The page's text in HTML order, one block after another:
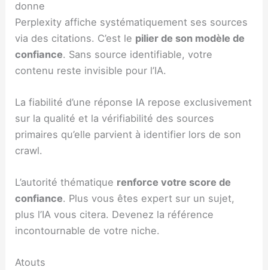
donne
Perplexity affiche systématiquement ses sources
via des citations. C’est le pilier de son modèle de
confiance. Sans source identifiable, votre
contenu reste invisible pour l’IA.
La fiabilité d’une réponse IA repose exclusivement
sur la qualité et la vérifiabilité des sources
primaires qu’elle parvient à identifier lors de son
crawl.
L’autorité thématique renforce votre score de
confiance. Plus vous êtes expert sur un sujet,
plus l’IA vous citera. Devenez la référence
incontournable de votre niche.
Atouts